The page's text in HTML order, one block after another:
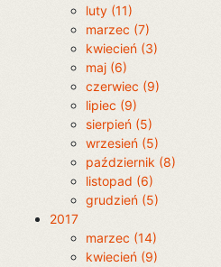
luty (11)
marzec (7)
kwiecień (3)
maj (6)
czerwiec (9)
lipiec (9)
sierpień (5)
wrzesień (5)
październik (8)
listopad (6)
grudzień (5)
2017
marzec (14)
kwiecień (9)